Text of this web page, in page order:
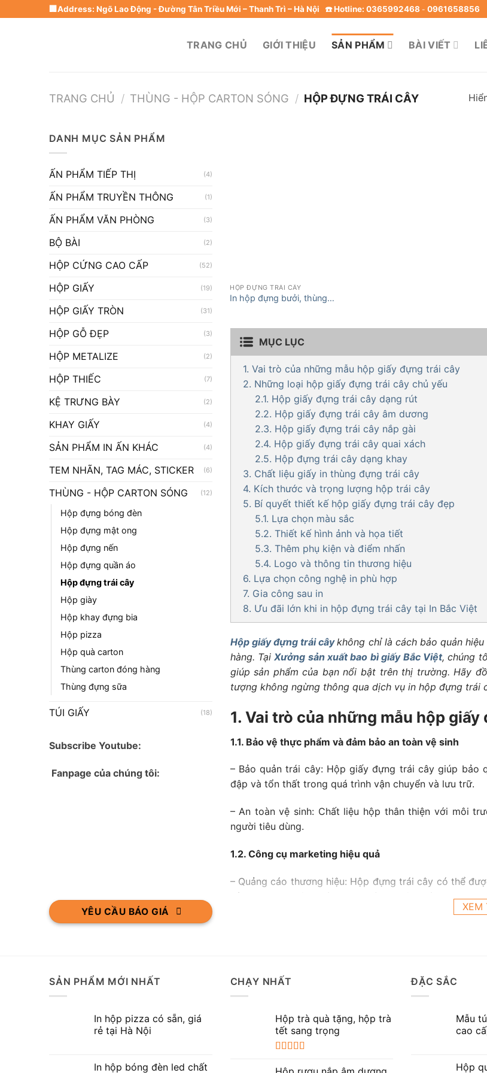
to
🏢Address: Ngõ Lao Động - Đường Tân Triều Mới – Thanh Trì – Hà Nội ☎️ Hotline: 0365992468 - 0961658856
TRANG CHỦ GIỚI THIỆU SẢN PHẨM BÀI VIẾT
TRANG CHỦ / THÙNG - HỘP CARTON SÓNG / HỘP ĐỰNG TRÁI CÂY
DANH MỤC SẢN PHẨM
ẤN PHẨM TIẾP THỊ (4)
ẤN PHẨM TRUYỀN THÔNG (1)
ẤN PHẨM VĂN PHÒNG (3)
BỘ BÀI (2)
HỘP CỨNG CAO CẤP (52)
HỘP GIẤY (19)
HỘP GIẤY TRÒN (31)
HỘP GỖ ĐẸP (3)
HỘP METALIZE (2)
HỘP THIẾC (7)
KỆ TRƯNG BÀY (2)
KHAY GIẤY (4)
SẢN PHẨM IN ẤN KHÁC (4)
TEM NHÃN, TAG MÁC, STICKER (6)
THÙNG - HỘP CARTON SÓNG (12)
Hộp đựng bóng đèn
Hộp đựng mật ong
Hộp đựng nến
Hộp đựng quần áo
Hộp đựng trái cây
Hộp giày
Hộp khay đựng bia
Hộp pizza
Hộp quà carton
Thùng carton đóng hàng
Thùng đựng sữa
TÚI GIẤY (18)
Subscribe Youtube:
Fanpage của chúng tôi:
YÊU CẦU BÁO GIÁ
HỘP ĐỰNG TRÁI CÂY
In hộp đựng bưởi, thùng
MỤC LỤC
1. Vai trò của những mẫu hộp giấy đựng trái cây
2. Những loại hộp giấy đựng trái cây chủ yếu
2.1. Hộp giấy đựng trái cây dạng rút
2.2. Hộp giấy đựng trái cây âm dương
2.3. Hộp giấy đựng trái cây nắp gài
2.4. Hộp giấy đựng trái cây quai xách
2.5. Hộp đựng trái cây dạng khay
3. Chất liệu giấy in thùng đựng trái cây
4. Kích thước và trọng lượng hộp trái cây
5. Bí quyết thiết kế hộp giấy đựng trái cây đẹp
5.1. Lựa chọn màu sắc
5.2. Thiết kế hình ảnh và họa tiết
5.3. Thêm phụ kiện và điểm nhấn
5.4. Logo và thông tin thương hiệu
6. Lựa chọn công nghệ in phù hợp
7. Gia công sau in
8. Ưu đãi lớn khi in hộp đựng trái cây tại In Bắc Việt
Hộp giấy đựng trái câykhông chỉ là cách bảo quản
hàng. TạiXưởng sản xuất bao bì giấy Bắc Việt, chúng
giúp sản phẩm của bạn nổi bật trên thị trường. Hãy
tượng không ngừng thông qua dịch vụ in hộp đựng trái
1. Vai trò của những mẫu hộp
1.1. Bảo vệ thực phẩm và đảm bảo an toàn vệ sinh
– Bảo quản trái cây: Hộp giấy đựng trái cây giúp bảo
đập và tổn thất trong quá trình vận chuyển và lưu trữ.
– An toàn vệ sinh: Chất liệu hộp thân thiện với môi
người tiêu dùng.
1.2. Công cụ marketing hiệu quả
– Quảng cáo thương hiệu: Hộp đựng trái cây có thể
của doanh nghiệp, giúp tăng cường nhận thức thương
– Chất lượng và uy tín: Sử dụng thùng hộp trái cây
– Thể hiện giá trị: Sự chú ý đến việc đóng gói sản
ảnh tích cực về giá trị sản phẩm và thương hiệu.
XEM
SẢN PHẨM MỚI NHẤT
In hộp pizza có sẵn, giá
rẻ tại Hà Nội
In hộp bóng đèn led chất
CHẠY NHẤT
Hộp trà quà tặng, hộp trà
tết sang trọng
hạng 5.005
ĐẶC SẮC
Mẫu
cao
Hộp